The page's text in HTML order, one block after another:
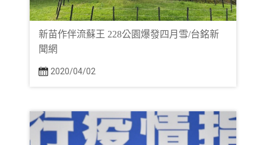
新苗作伴流蘇王 228公園爆發四月雪/台銘新
聞網
2020/04/02